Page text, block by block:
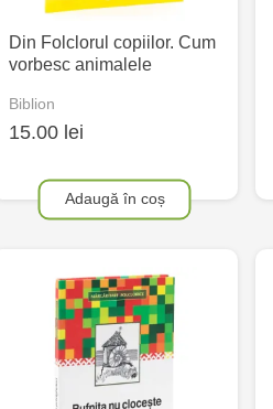
Din Folclorul copiilor. Cum
vorbesc animalele
Biblion
15.00 lei
Adaugă în coș